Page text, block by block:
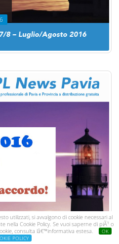
utilizzati, si avvalgono di cookie necessari al
nella Cookie Policy. Se vuoi saperne di piÃ¹ o
consulta lâ€™informativa estesa.
OK
POLICY